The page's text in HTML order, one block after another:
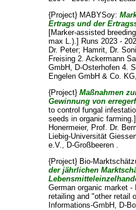
{Project} MABYSoy:
Ertrags und der
[Marker-assisted
max L.).] Runs 2023 -
Dr. Peter; Hamrit, Dr.
Freising 2. Ackermann
GmbH, D-Osterhofen 4.
Engelen GmbH & Co.
{Project}Maßnahmen
Gewinnung von
to control fungal
seeds in organic
Honermeier, Prof. Dr.
Liebig-Universität
e.V., D-Großbeeren .
{Project} Bio-
der jährlichen
German organic market
retailing and "other retail
Informations-GmbH, D-